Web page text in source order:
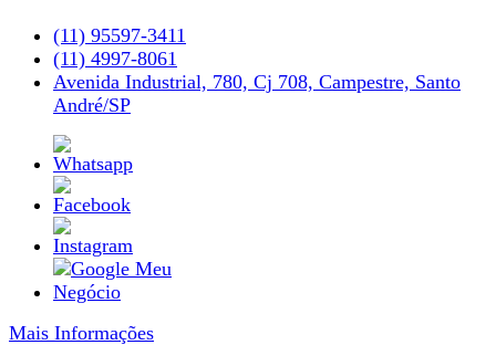
(11) 95597-3411
(11) 4997-8061
Avenida Industrial, 780, Cj 708, Campestre, Santo
André/SP
Mais Informações